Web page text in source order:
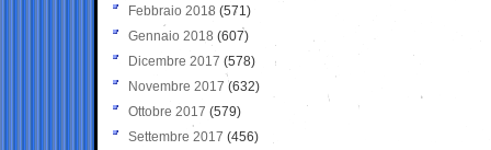
Febbraio 2018 (571)
Gennaio 2018 (607)
Dicembre 2017 (578)
Novembre 2017 (632)
Ottobre 2017 (579)
Settembre 2017 (456)